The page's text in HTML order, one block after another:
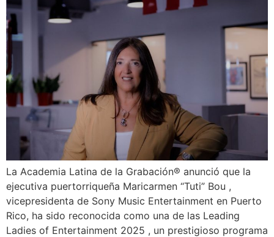
La Academia Latina de la Grabación® anunció que la
ejecutiva puertorriqueña Maricarmen “Tuti” Bou ,
vicepresidenta de Sony Music Entertainment en Puerto
Rico, ha sido reconocida como una de las Leading
Ladies of Entertainment 2025 , un prestigioso programa